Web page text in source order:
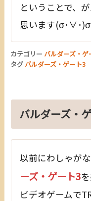
ということで、
思います(σ･∀･)σ
カテゴリー バルダーズ・ゲ
タグ バルダーズ・ゲート3
バルダーズ・
以前にわしゃが
ーズ・ゲート3
ビデオゲームで